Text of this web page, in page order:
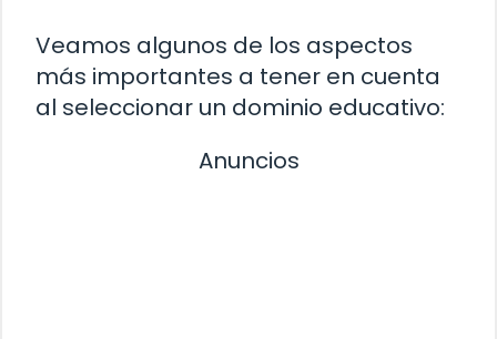
Veamos algunos de los aspectos
más importantes a tener en cuenta
al seleccionar un dominio educativo:
Anuncios